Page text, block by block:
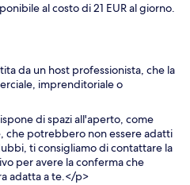
al costo di 21 EUR al giorno.
da un host professionista, che la
imprenditoriale o
di spazi all'aperto, come
che potrebbero non essere adatti
ti consigliamo di contattare la
per avere la conferma che
adatta a te.</p>